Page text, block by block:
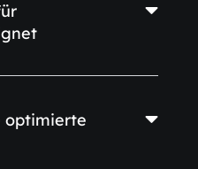
optimierte